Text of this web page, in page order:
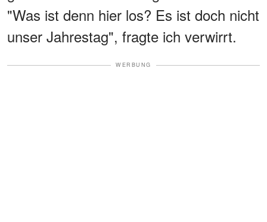
"Was ist denn hier los? Es ist doch nicht
unser Jahrestag", fragte ich verwirrt.
WERBUNG